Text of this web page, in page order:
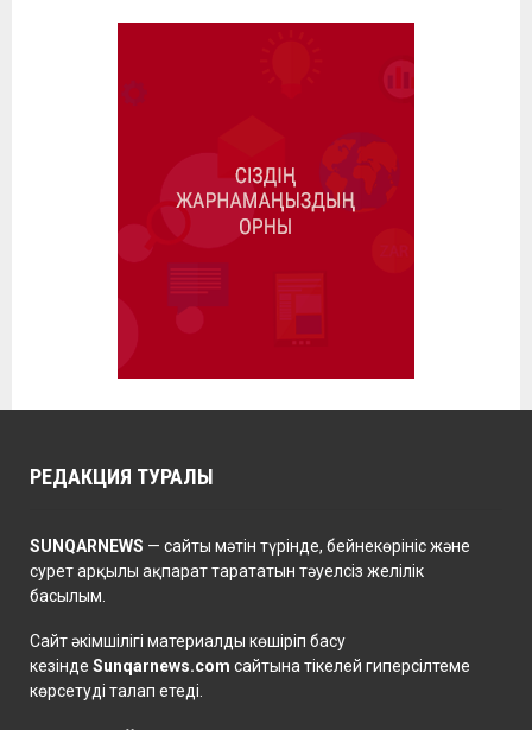
РЕДАКЦИЯ ТУРАЛЫ
SUNQARNEWS — сайты мәтін түрінде, бейнекөрініс және
сурет арқылы ақпарат тарататын тәуелсіз желілік
басылым.
Сайт әкімшілігі материалды көшіріп басу
кезінде Sunqarnews.com сайтына тікелей гиперсілтеме
көрсетуді талап етеді.